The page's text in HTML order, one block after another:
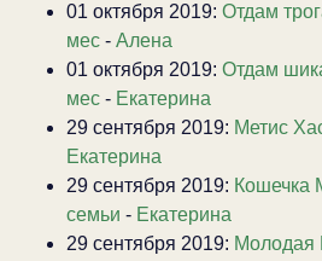
01 октября 2019: Отдам
мес - Алена
01 октября 2019: Отдам
мес - Екатерина
29 сентября 2019: Метис
Екатерина
29 сентября 2019: Кошечка
семьи - Екатерина
29 сентября 2019: Молодая